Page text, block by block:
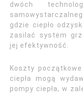
dwóch
gdzie ciepło
zasilać system
jej efektywność.
Koszty
ciepła mogą
pompy ciepła, w